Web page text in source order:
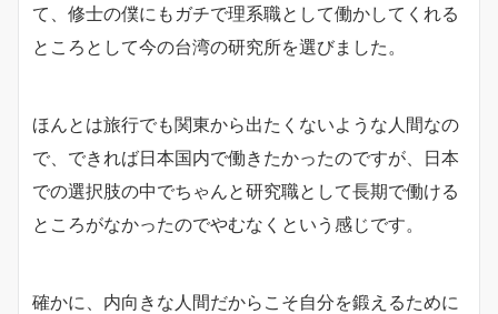
て、修士の僕にもガチで理系職として働かしてくれる
ところとして今の台湾の研究所を選びました。
ほんとは旅行でも関東から出たくないような人間なの
で、できれば日本国内で働きたかったのですが、日本
での選択肢の中でちゃんと研究職として長期で働ける
ところがなかったのでやむなくという感じです。
確かに、内向きな人間だからこそ自分を鍛えるために